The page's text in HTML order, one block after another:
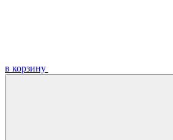
в корзину